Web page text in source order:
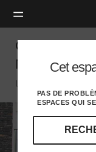
Cet
PAS DE
ESPACES QUI
Curzon Street
Mayfair
London W, London